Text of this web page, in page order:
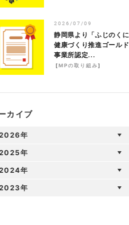
2026/07/09
静岡県より「ふじのくに
健康づくり推進ゴールド
事業所認定...
[MPの取り組み]
カイブ
年
年
年
年